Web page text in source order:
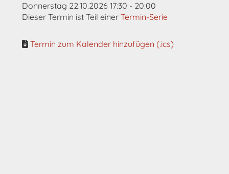
Donnerstag 22.10.2026 17:30 - 20:00
Dieser Termin ist Teil einer Termin-Serie
Termin zum Kalender hinzufügen (.ics)